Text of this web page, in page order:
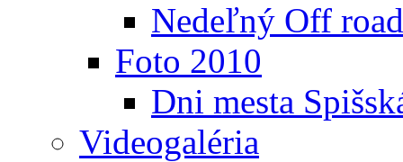
Nedeľný Off
Foto 2010
Dni mesta
Videogaléria